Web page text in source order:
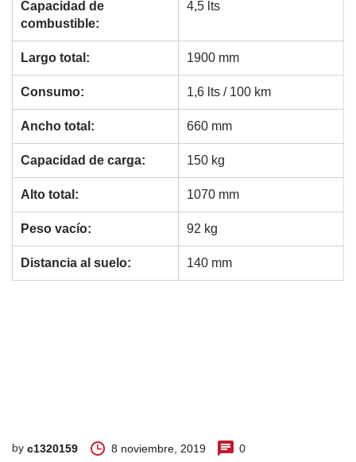
Capacidad de
combustible:
4,5 lts
Largo total: 1900 mm
Consumo: 1,6 lts / 100 km
Ancho total: 660 mm
Capacidad de carga: 150 kg
Alto total: 1070 mm
Peso vacío: 92 kg
Distancia al suelo: 140 mm
by c1320159 8 noviembre, 2019 0